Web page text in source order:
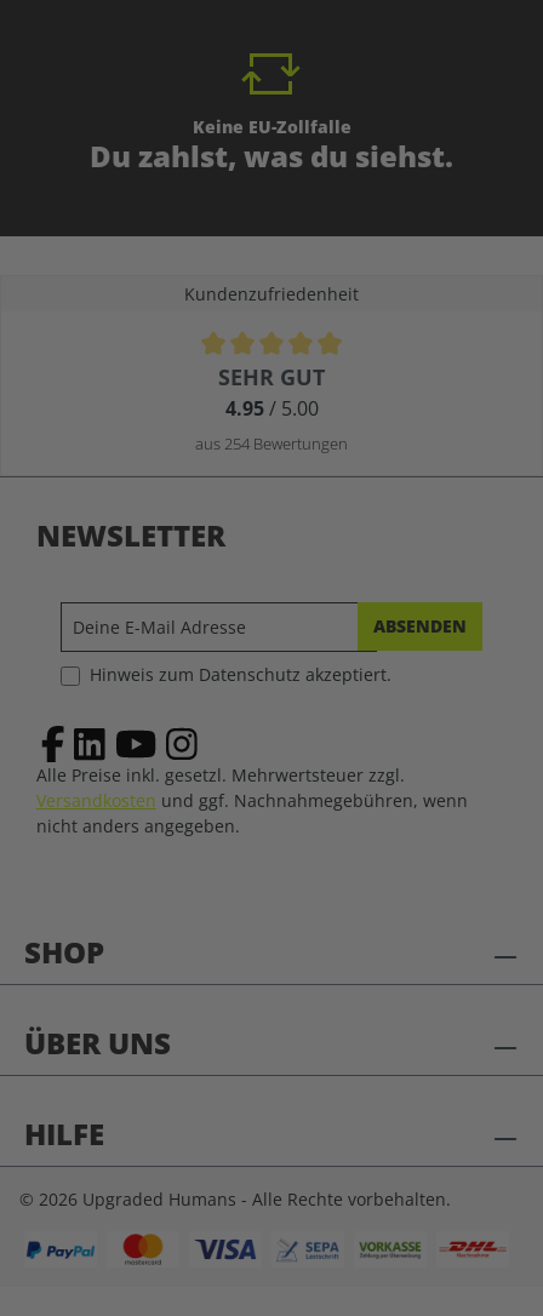
Keine EU-Zollfalle
Du zahlst, was du siehst.
Kundenzufriedenheit
Durchschnittliche Bewertung von 4.9 von 5 Sternen
SEHR GUT
4.95/ 5.00
aus 254 Bewertungen
SHOP
ÜBER UNS
HILFE
NEWSLETTER
ABSENDEN
Hinweis zum Datenschutz akzeptiert.
Alle Preise inkl. gesetzl. Mehrwertsteuer zzgl.
Versandkosten und ggf. Nachnahmegebühren, wenn
nicht anders angegeben.
© 2026 Upgraded Humans - Alle Rechte vorbehalten.